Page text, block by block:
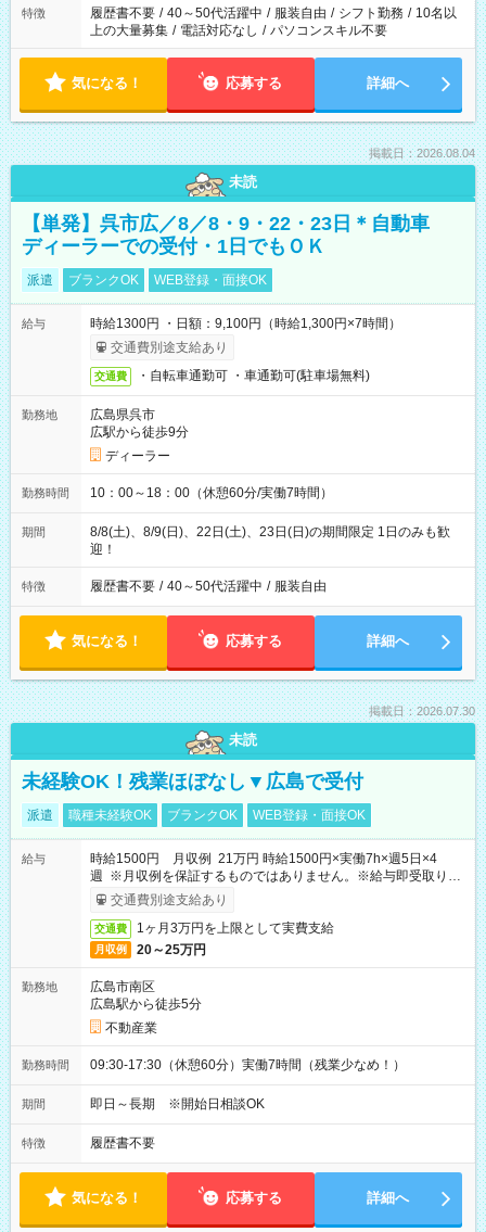
間を超える場合は応募できません
特徴 履歴書不要 / 40～50代活躍中 / 服装自由 / シフト勤務 / 10名以
上の大量募集 / 電話対応なし / パソコンスキル不要
気になる！ 応募する 詳細へ
掲載日：2026.08.04
未読
【単発】呉市広／8／8・9・22・23日＊自動車
ディーラーでの受付・1日でもＯＫ
派遣 ブランクOK WEB登録・面接OK
給与
時給1300円 ・日額：9,100円（時給1,300円×7時間）
交通費別途支給あり
交通費 ・自転車通勤可 ・車通勤可(駐車場無料)
勤務地
広島県呉市
広駅から徒歩9分
ディーラー
勤務時間 10：00～18：00（休憩60分/実働7時間）
期間
8/8(土)、8/9(日)、22日(土)、23日(日)の期間限定 1日のみも歓
迎！
特徴 履歴書不要 / 40～50代活躍中 / 服装自由
気になる！ 応募する 詳細へ
掲載日：2026.07.30
未読
未経験OK！残業ほぼなし▼広島で受付
派遣 職種未経験OK ブランクOK WEB登録・面接OK
給与
時給1500円 月収例 21万円 時給1500円×実働7h×週5日×4
週 ※月収例を保証するものではありません。※給与即受取りサ
ービス利用可（利用条件有）
交通費別途支給あり
交通費 1ヶ月3万円を上限として実費支給
月収例 20～25万円
勤務地
広島市南区
広島駅から徒歩5分
不動産業
勤務時間 09:30-17:30（休憩60分）実働7時間（残業少なめ！）
期間 即日～長期 ※開始日相談OK
特徴 履歴書不要
気になる！ 応募する 詳細へ